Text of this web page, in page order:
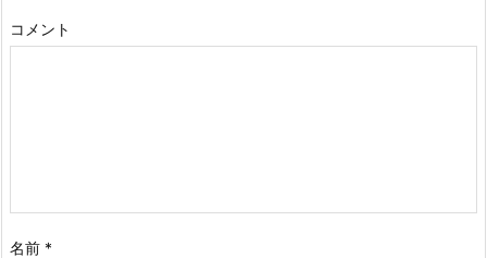
コメント
名前 *